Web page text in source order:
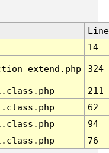
Line
14
324
211
62
94
76